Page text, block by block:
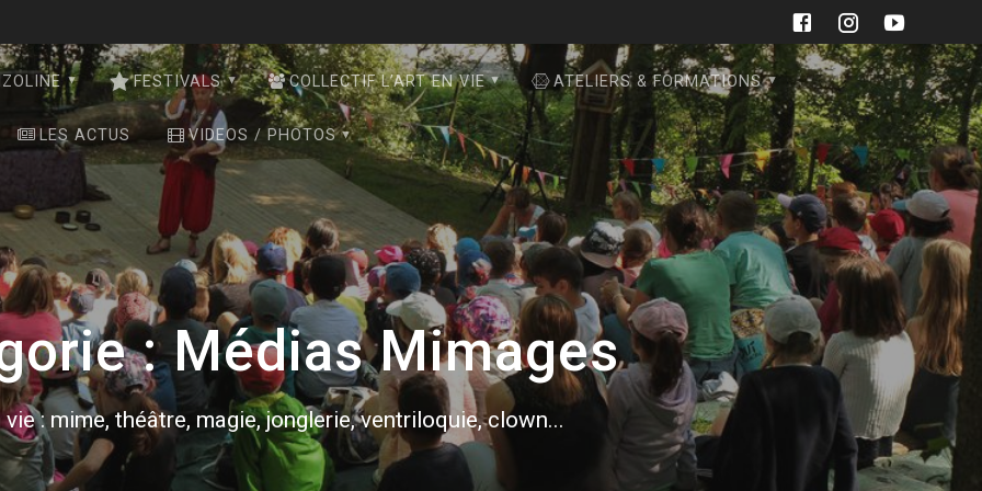
FESTIVALS COLLECTIF L’ART EN VIE ATELIERS & FORMATIONS
LES ACTUS VIDEOS / PHOTOS
:Médias Mimages
: mime, théâtre, magie, jonglerie, ventriloquie, clown...